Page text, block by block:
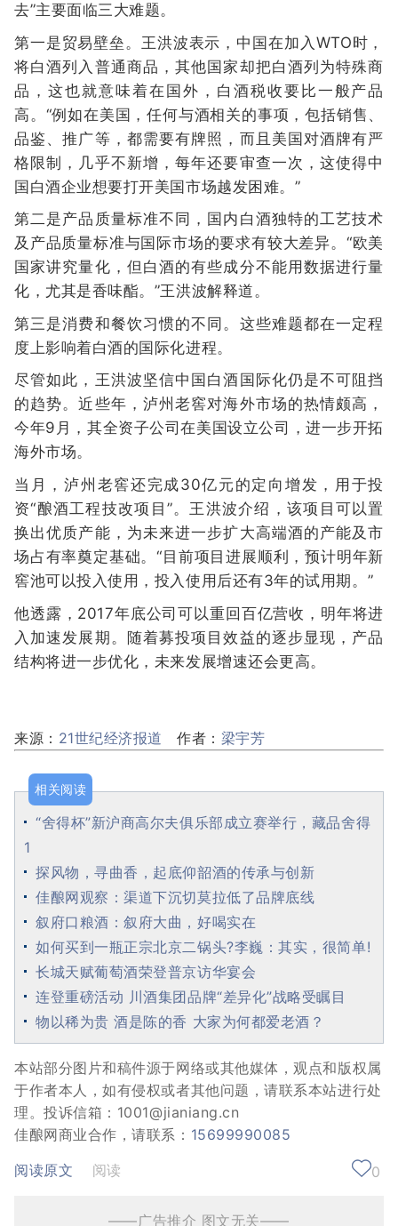
去”主要面临三大难题。
第一是贸易壁垒。王洪波表示，中国在加入WTO时，
将白酒列入普通商品，其他国家却把白酒列为特殊商
品，这也就意味着在国外，白酒税收要比一般产品
高。“例如在美国，任何与酒相关的事项，包括销售、
品鉴、推广等，都需要有牌照，而且美国对酒牌有严
格限制，几乎不新增，每年还要审查一次，这使得中
国白酒企业想要打开美国市场越发困难。”
第二是产品质量标准不同，国内白酒独特的工艺技术
及产品质量标准与国际市场的要求有较大差异。“欧美
国家讲究量化，但白酒的有些成分不能用数据进行量
化，尤其是香味酯。”王洪波解释道。
第三是消费和餐饮习惯的不同。这些难题都在一定程
度上影响着白酒的国际化进程。
尽管如此，王洪波坚信中国白酒国际化仍是不可阻挡
的趋势。近些年，泸州老窖对海外市场的热情颇高，
今年9月，其全资子公司在美国设立公司，进一步开拓
海外市场。
当月，泸州老窖还完成30亿元的定向增发，用于投
资“酿酒工程技改项目”。王洪波介绍，该项目可以置
换出优质产能，为未来进一步扩大高端酒的产能及市
场占有率奠定基础。“目前项目进展顺利，预计明年新
窖池可以投入使用，投入使用后还有3年的试用期。”
他透露，2017年底公司可以重回百亿营收，明年将进
入加速发展期。随着募投项目效益的逐步显现，产品
结构将进一步优化，未来发展增速还会更高。
来源： 21世纪经济报道 作者： 梁宇芳
相关阅读
“舍得杯”新沪商高尔夫俱乐部成立赛举行，藏品舍得
1
探风物，寻曲香，起底仰韶酒的传承与创新
佳酿网观察：渠道下沉切莫拉低了品牌底线
叙府口粮酒：叙府大曲，好喝实在
如何买到一瓶正宗北京二锅头?李巍：其实，很简单!
长城天赋葡萄酒荣登普京访华宴会
连登重磅活动 川酒集团品牌“差异化”战略受瞩目
物以稀为贵 酒是陈的香 大家为何都爱老酒？
本站部分图片和稿件源于网络或其他媒体，观点和版权属
于作者本人，如有侵权或者其他问题，请联系本站进行处
理。投诉信箱：1001@jianiang.cn
佳酿网商业合作，请联系： 15699990085
阅读原文
阅读 0
——广告推介 图文无关——